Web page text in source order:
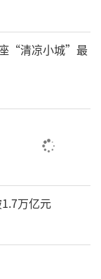
座“清凉小城”最
万亿元